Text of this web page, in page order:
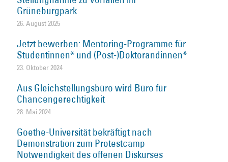
Grüneburgpark
26. August 2025
Jetzt bewerben: Mentoring-Programme für
Studentinnen* und (Post-)Doktorandinnen*
23. Oktober 2024
Aus Gleichstellungsbüro wird Büro für
Chancengerechtigkeit
28. Mai 2024
Goethe-Universität bekräftigt nach
Demonstration zum Protestcamp
Notwendigkeit des offenen Diskurses